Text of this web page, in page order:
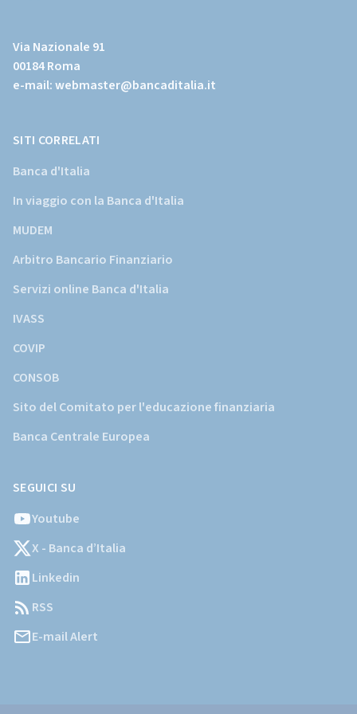
sito
istituzionale
della
Via Nazionale 91
00184 Roma
e-mail:webmaster@bancaditalia.it
SITI CORRELATI
Banca d'Italia
In viaggio con la Banca d'Italia
MUDEM
Arbitro Bancario Finanziario
Servizi online Banca d'Italia
IVASS
COVIP
CONSOB
Sito del Comitato per l'educazione finanziaria
Banca Centrale Europea
SEGUICI SU
Youtube
X - Banca d’Italia
Linkedin
RSS
E-mail Alert